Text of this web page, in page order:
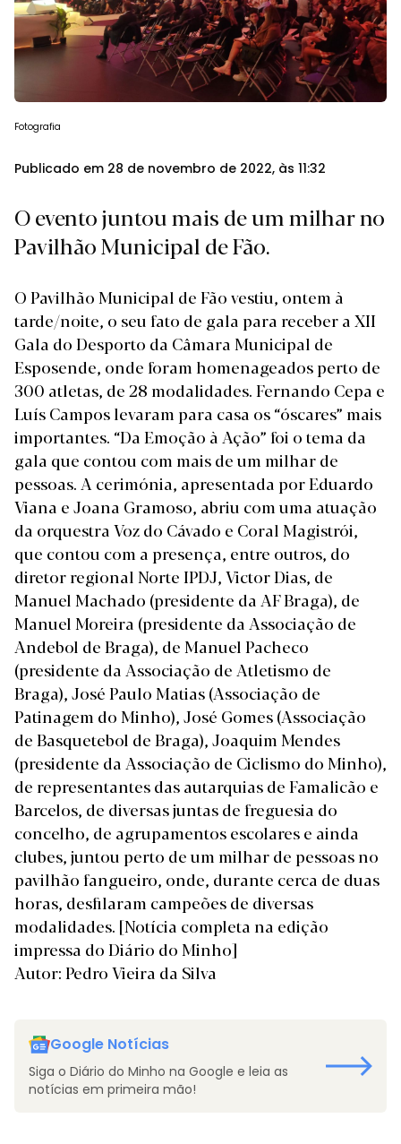
Fotografia
Publicado em 28 de novembro de 2022, às 11:32
O evento juntou mais de um milhar no
Pavilhão Municipal de Fão.
O Pavilhão Municipal de Fão vestiu, ontem à
tarde/noite, o seu fato de gala para receber a XII
Gala do Desporto da Câmara Municipal de
Esposende, onde foram homenageados perto de
300 atletas, de 28 modalidades. Fernando Cepa e
Luís Campos levaram para casa os “óscares” mais
importantes. “Da Emoção à Ação” foi o tema da
gala que contou com mais de um milhar de
pessoas. A cerimónia, apresentada por Eduardo
Viana e Joana Gramoso, abriu com uma atuação
da orquestra Voz do Cávado e Coral Magistrói,
que contou com a presença, entre outros, do
diretor regional Norte IPDJ, Victor Dias, de
Manuel Machado (presidente da AF Braga), de
Manuel Moreira (presidente da Associação de
Andebol de Braga), de Manuel Pacheco
(presidente da Associação de Atletismo de
Braga), José Paulo Matias (Associação de
Patinagem do Minho), José Gomes (Associação
de Basquetebol de Braga), Joaquim Mendes
(presidente da Associação de Ciclismo do Minho),
de representantes das autarquias de Famalicão e
Barcelos, de diversas juntas de freguesia do
concelho, de agrupamentos escolares e ainda
clubes, juntou perto de um milhar de pessoas no
pavilhão fangueiro, onde, durante cerca de duas
horas, desfilaram campeões de diversas
modalidades. [Notícia completa na edição
impressa do Diário do Minho]
Autor: Pedro Vieira da Silva
Google Notícias
Siga o Diário do Minho na Google e leia as
notícias em primeira mão!